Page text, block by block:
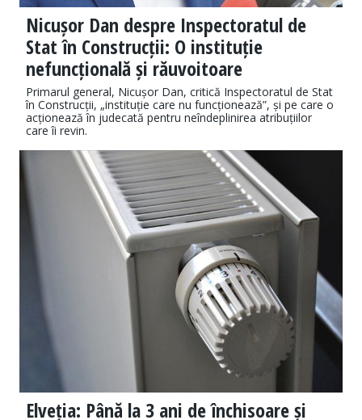
Nicușor Dan despre Inspectoratul de
Stat în Construcții: O instituție
nefuncțională și răuvoitoare
Primarul general, Nicușor Dan, critică Inspectoratul de Stat
în Construcții, „instituție care nu funcționează”, și pe care o
acționează în judecată pentru neîndeplinirea atribuțiilor
care îi revin.
Elveția: Până la 3 ani de închisoare și